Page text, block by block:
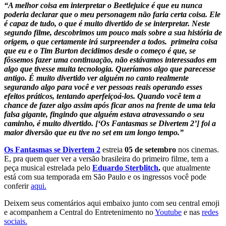
“A melhor coisa em interpretar o Beetlejuice é que eu nunca
poderia declarar que o meu personagem não faria certa coisa. Ele
é capaz de tudo, o que é muito divertido de se interpretar. Neste
segundo filme, descobrimos um pouco mais sobre a sua história de
origem, o que certamente irá surpreender a todos. primeira coisa
que eu e o Tim Burton decidimos desde o começo é que, se
fôssemos fazer uma continuação, não estávamos interessados em
algo que tivesse muita tecnologia. Queríamos algo que parecesse
antigo. É muito divertido ver alguém no canto realmente
segurando algo para você e ver pessoas reais operando esses
efeitos práticos, tentando aperfeiçoá-los. Quando você tem a
chance de fazer algo assim após ficar anos na frente de uma tela
falsa gigante, fingindo que alguém estava atravessando o seu
caminho, é muito divertido. [‘Os Fantasmas se Divertem 2’] foi a
maior diversão que eu tive no set em um longo tempo.”
Os Fantasmas se Divertem 2 estreia 05 de setembro nos cinemas.
E, pra quem quer ver a versão brasileira do primeiro filme, tem a
peça musical estrelada pelo Eduardo Sterblitch, que atualmente
está com sua temporada em São Paulo e os ingressos você pode
conferiraqui.
Deixem seus comentários aqui embaixo junto com seu central emoji
e acompanhem a Central do Entretenimento noYoutube e nas redes
sociais.